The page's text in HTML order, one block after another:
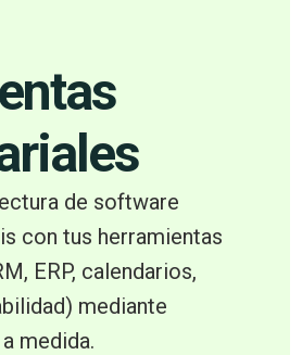
de software
con tus herramientas
ERP, calendarios,
mediante
medida.